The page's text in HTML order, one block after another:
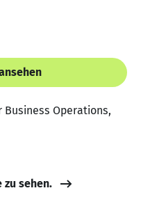
Business Operations,
zu sehen.